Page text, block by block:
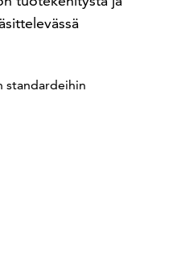
standardeihin